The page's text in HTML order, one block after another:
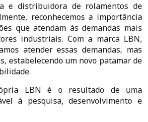
e distribuidora de rolamentos de
reconhecemos a importância
que atendam às demandas mais
industriais. Com a marca LBN,
atender essas demandas, mas
estabelecendo um novo patamar de
LBN é o resultado de uma
à pesquisa, desenvolvimento e